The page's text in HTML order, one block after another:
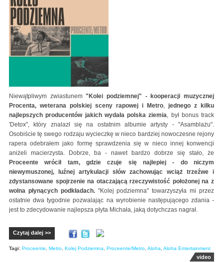
Niewątpliwym zwiastunem"Kolei podziemnej" - kooperacji muzycznej
Procenta, weterana polskiej sceny rapowej i Metro, jednego z kilku
najlepszych producentów jakich wydała polska ziemia, był bonus track
'Detox", który znalazł się na ostatnim albumie artysty - "Asamblażu".
Osobiście tę swego rodzaju wycieczkę w nieco bardziej nowoczesne rejony
rapera odebrałem jako formę sprawdzenia się w nieco innej konwencji
aniżeli macierzysta. Dobrze, ba - nawet bardzo dobrze się stało, że
Proceente wrócił tam, gdzie czuje się najlepiej - do niczym
niewymuszonej, luźnej artykulacji słów zachowując wciąż trzeźwe i
zdystansowane spojrzenie na otaczającą rzeczywistość położonej na z
wolna płynących podkładach."Kolej podziemna" towarzyszyła mi przez
ostatnie dwa tygodnie pozwalając na wyrobienie następującego zdania -
jest to zdecydowanie najlepsza płyta Michała, jaką dotychczas nagrał.
Czytaj dalej >>
Tagi: Proceente Metro Kolej Podziemna Proceente/Metro Aloha Aloha Entertainment
video